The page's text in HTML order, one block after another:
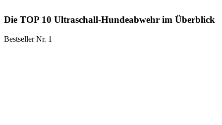
Die TOP 10 Ultraschall-Hundeabwehr im Überblick
Bestseller Nr. 1